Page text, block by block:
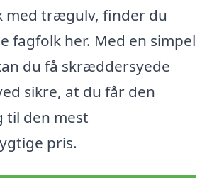
med trægulv, finder du
fagfolk her. Med en simpel
du få skræddersyede
sikre, at du får den
til den mest
pris.